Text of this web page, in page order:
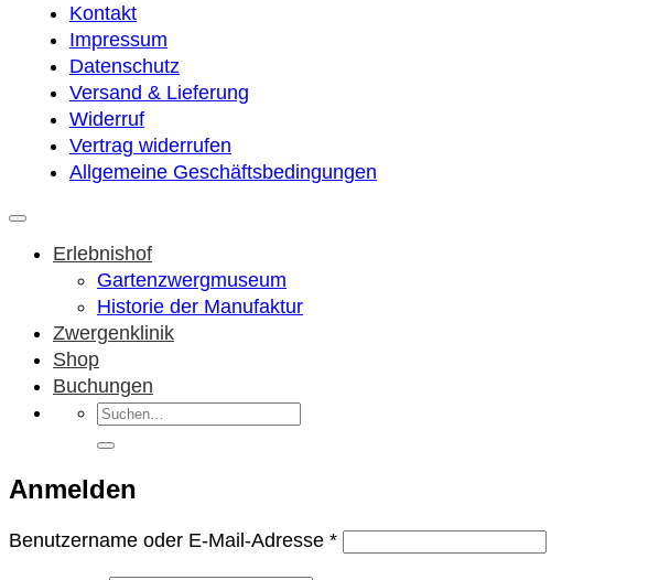
Kontakt
Impressum
Datenschutz
Versand & Lieferung
Widerruf
Vertrag widerrufen
Allgemeine Geschäftsbedingungen
Erlebnishof
Gartenzwergmuseum
Historie der Manufaktur
Zwergenklinik
Shop
Buchungen
Suchen
nach:
Anmelden
Benutzername oder E-Mail-Adresse *Erforderlich